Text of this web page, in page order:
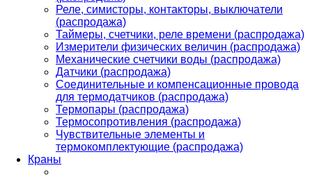
Реле, симисторы, контакторы, выключатели
(распродажа)
Таймеры, счетчики, реле времени (распродажа)
Измерители физических величин (распродажа)
Механические счетчики воды (распродажа)
Датчики (распродажа)
Соединительные и компенсационные провода
для термодатчиков (распродажа)
Термопары (распродажа)
Термосопротивления (распродажа)
Чувствительные элементы и
термокомплектующие (распродажа)
Краны